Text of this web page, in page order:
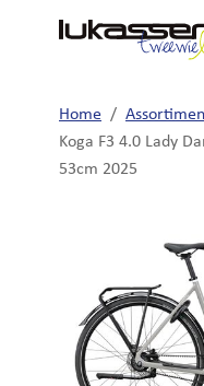
Home
Home /
Koga F3 4.0 Lady
53cm 2025